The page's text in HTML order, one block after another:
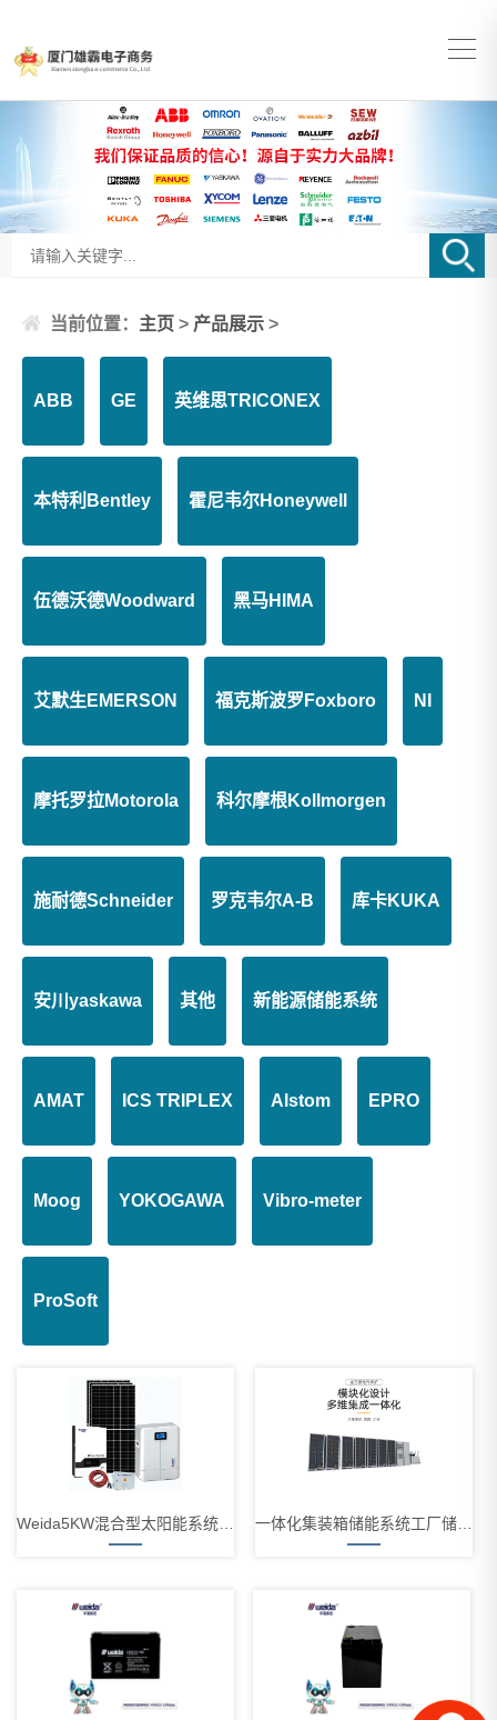
当前位置： 主页 > 产品展示 >
ABB GE 英维思TRICONEX
本特利Bentley 霍尼韦尔Honeywell
伍德沃德Woodward 黑马HIMA
艾默生EMERSON 福克斯波罗Foxboro NI
摩托罗拉Motorola 科尔摩根Kollmorgen
施耐德Schneider 罗克韦尔A-B 库卡KUKA
安川yaskawa 其他 新能源储能系统
AMAT ICS TRIPLEX Alstom EPRO
Moog YOKOGAWA Vibro-meter
ProSoft
Weida5KW混合型太阳能系统HZF-51.2-100-SB 一体化集装箱储能系统工厂储能锂电池 CESS400kW-860kWh